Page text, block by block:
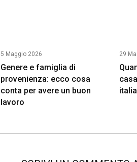
5 Maggio 2026
Genere e famiglia di
provenienza: ecco cosa
conta per avere un buon
lavoro
29